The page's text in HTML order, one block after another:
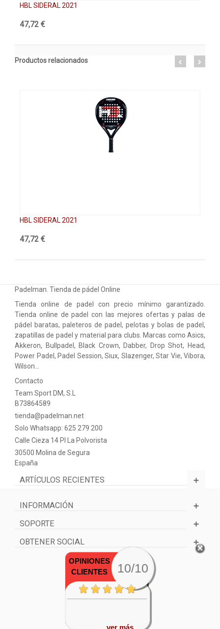
HBL SIDERAL 2021
47,72 €
Productos relacionados
HBL SIDERAL 2021
47,72 €
Padelman. Tienda de pádel Online
Tienda online de padel con precio mínimo garantizado.
Tienda online de padel con las mejores ofertas y palas de
pádel baratas, paleteros de padel, pelotas y bolas de padel,
zapatillas de padel y material para clubs. Marcas como Asics,
Akkeron, Bullpadel, Black Crown, Dabber, Drop Shot, Head,
Power Padel, Padel Session, Siux, Slazenger, Star Vie, Vibora,
Wilson…
Contacto
Team Sport DM, S.L
B73864589
tienda@padelman.net
Solo Whatsapp: 625 279 200
Calle Cieza 14 PI La Polvorista
30500 Molina de Segura
España
ARTÍCULOS RECIENTES
INFORMACIÓN
SOPORTE
OBTENER SOCIAL
OPINIONES
CLIENTES
10/10